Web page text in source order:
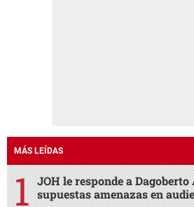
MÁS LEÍDAS
JOH le responde a
supuestas amenazas en